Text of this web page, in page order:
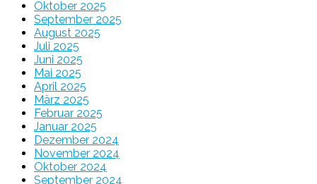
Oktober 2025
September 2025
August 2025
Juli 2025
Juni 2025
Mai 2025
April 2025
März 2025
Februar 2025
Januar 2025
Dezember 2024
November 2024
Oktober 2024
September 2024